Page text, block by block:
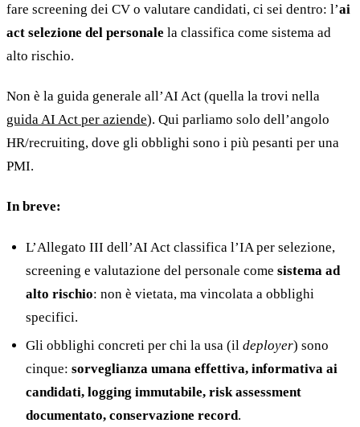
20 min con Daniel
fare screening dei CV o valutare candidati, ci sei dentro: l’ai
act selezione del personale la classifica come sistema ad
alto rischio.
Non è la guida generale all’AI Act (quella la trovi nella
guida AI Act per aziende). Qui parliamo solo dell’angolo
HR/recruiting, dove gli obblighi sono i più pesanti per una
PMI.
In breve:
L’Allegato III dell’AI Act classifica l’IA per selezione,
screening e valutazione del personale come sistema ad
alto rischio: non è vietata, ma vincolata a obblighi
specifici.
Gli obblighi concreti per chi la usa (il deployer) sono
cinque: sorveglianza umana effettiva, informativa ai
candidati, logging immutabile, risk assessment
documentato, conservazione record.